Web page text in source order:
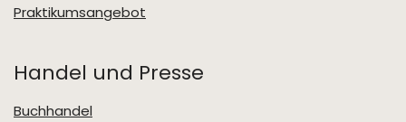
Praktikumsangebot
Handel und Presse
Buchhandel